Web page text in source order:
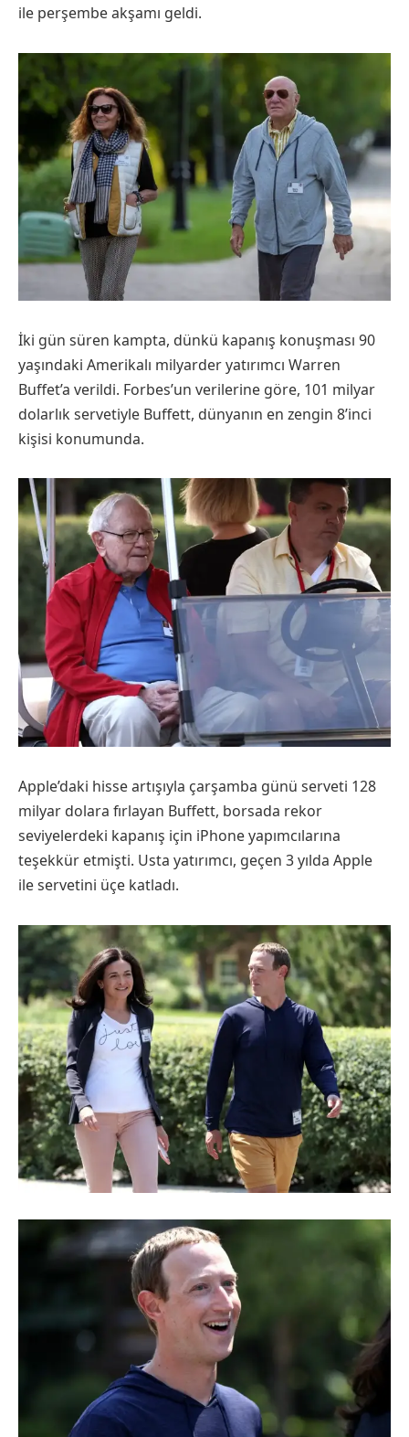
ile perşembe akşamı geldi.
İki gün süren kampta, dünkü kapanış konuşması 90
yaşındaki Amerikalı milyarder yatırımcı Warren
Buffet’a verildi. Forbes’un verilerine göre, 101 milyar
dolarlık servetiyle Buffett, dünyanın en zengin 8’inci
kişisi konumunda.
Apple’daki hisse artışıyla çarşamba günü serveti 128
milyar dolara fırlayan Buffett, borsada rekor
seviyelerdeki kapanış için iPhone yapımcılarına
teşekkür etmişti. Usta yatırımcı, geçen 3 yılda Apple
ile servetini üçe katladı.